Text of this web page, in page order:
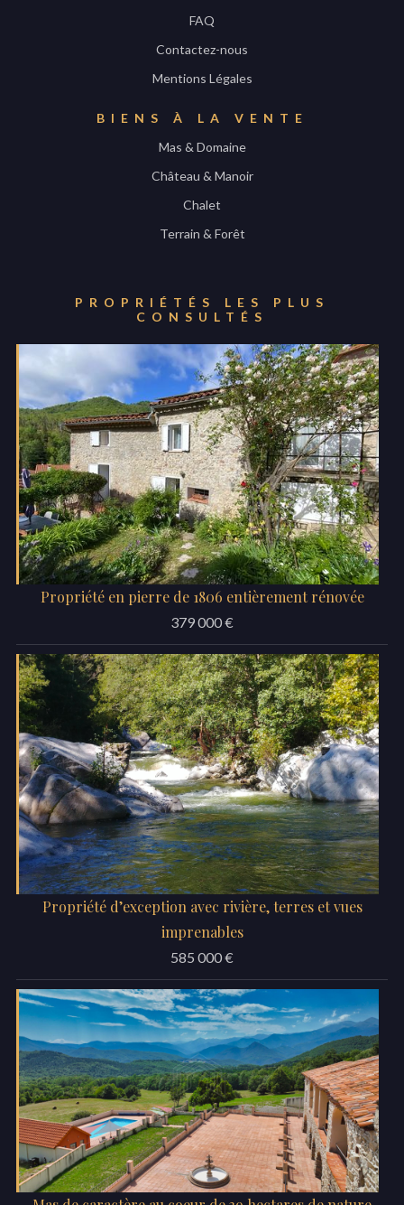
FAQ
Contactez-nous
Mentions Légales
BIENS À LA VENTE
Mas & Domaine
Château & Manoir
Chalet
Terrain & Forêt
PROPRIÉTÉS LES PLUS
CONSULTÉS
Propriété en pierre de 1806 entièrement rénovée
379 000 €
Propriété d’exception avec rivière, terres et vues
imprenables
585 000 €